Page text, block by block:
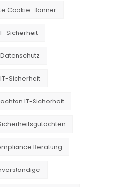
Cookie-Banner
Sicherheit
Sicherheit
IT-Sicherheit
Beratung